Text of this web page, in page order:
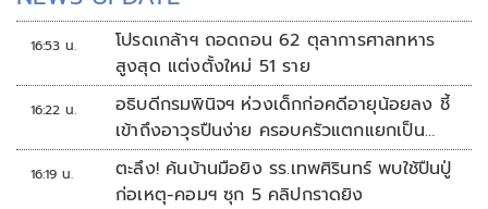
16:53 น.
โปรดเกล้าฯ ถอดถอน 62 ตุลาการศาลทหาร
สูงสุด แต่งตั้งใหม่ 51 ราย
16:22 น.
อธิบดีกรมพินิจฯ ห่วงเด็กก่อคดีอายุน้อยลง ชี้
เข้าถึงอาวุธปืนง่าย ครอบครัวแตกแยกเป็น
ชนวนสำคัญ
16:19 น.
ตะลึง! ค้นบ้านมือยิง รร.เทพศิรินทร์ พบใช้ปืนปู่
ก่อเหตุ-คอมฯ ซุก 5 คลิปกราดยิง